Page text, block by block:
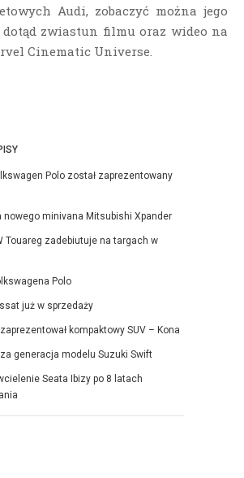
Audi, zobaczyć można jego
zwiastun filmu oraz wideo na
Cinematic Universe.
Polo został zaprezentowany
nowego minivana Mitsubishi Xpander
Touareg zadebiutuje na targach w
Polo
już w sprzedaży
kompaktowy SUV – Kona
generacja modelu Suzuki Swift
Seata Ibizy po 8 latach